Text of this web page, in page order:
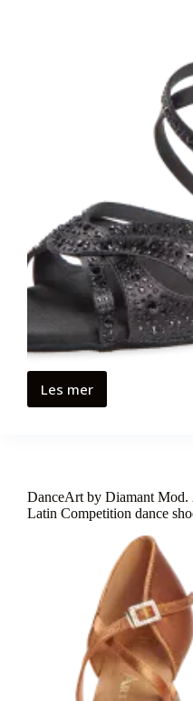
Les mer
DanceArt by Diamant Mod.
Latin Competition dance